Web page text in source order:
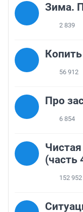
Зима.
2 839
56 912
Про
6 854
(часть
152 952